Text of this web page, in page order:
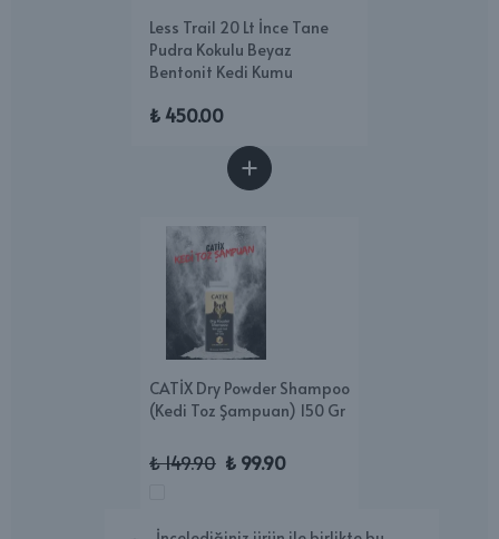
Less Trail 20 Lt İnce Tane
Pudra Kokulu Beyaz
Bentonit Kedi Kumu
₺ 450.00
CATİX Dry Powder Shampoo
(Kedi Toz Şampuan) 150 Gr
₺ 149.90 ₺ 99.90